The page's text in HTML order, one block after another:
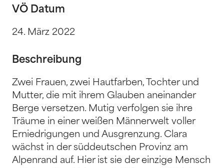
VÖ Datum
24. März 2022
Beschreibung
Zwei Frauen, zwei Hautfarben, Tochter und
Mutter, die mit ihrem Glauben aneinander
Berge versetzen. Mutig verfolgen sie ihre
Träume in einer weißen Männerwelt voller
Erniedrigungen und Ausgrenzung. Clara
wächst in der süddeutschen Provinz am
Alpenrand auf. Hier ist sie der einzige Mensch